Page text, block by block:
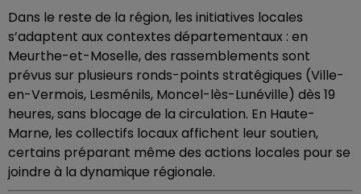
Dans le reste de la région, les initiatives locales
s’adaptent aux contextes départementaux : en
Meurthe-et-Moselle, des rassemblements sont
prévus sur plusieurs ronds-points stratégiques (Ville-
en-Vermois, Lesménils, Moncel-lès-Lunéville) dès 19
heures, sans blocage de la circulation. En Haute-
Marne, les collectifs locaux affichent leur soutien,
certains préparant même des actions locales pour se
joindre à la dynamique régionale.